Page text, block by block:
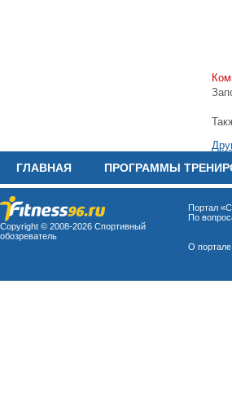
ГЛАВНАЯ ПРОГРАММЫ
Copyright © 2008-2026 Спортивный
обозреватель
Портал
По
О портале